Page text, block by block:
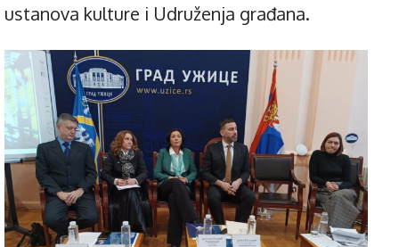
ustanova kulture i Udruženja građana.